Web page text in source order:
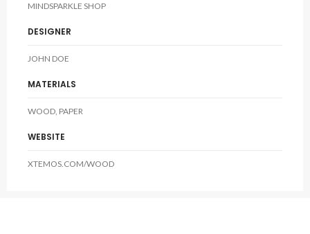
MINDSPARKLE SHOP
DESIGNER
JOHN DOE
MATERIALS
WOOD, PAPER
WEBSITE
XTEMOS.COM/WOOD